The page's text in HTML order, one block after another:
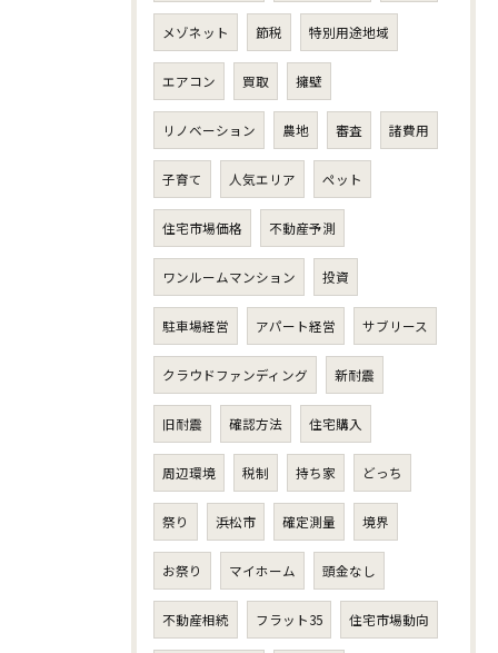
メゾネット 節税 特別用途地域
エアコン 買取 擁壁
リノベーション 農地 審査 諸費用
子育て 人気エリア ペット
住宅市場価格 不動産予測
ワンルームマンション 投資
駐車場経営 アパート経営 サブリース
クラウドファンディング 新耐震
旧耐震 確認方法 住宅購入
周辺環境 税制 持ち家 どっち
祭り 浜松市 確定測量 境界
お祭り マイホーム 頭金なし
不動産相続 フラット35 住宅市場動向